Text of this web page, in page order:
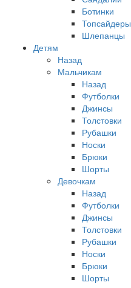
Ботинки
Топсайдеры
Шлепанцы
Детям
Назад
Мальчикам
Назад
Футболки
Джинсы
Толстовки
Рубашки
Носки
Брюки
Шорты
Девочкам
Назад
Футболки
Джинсы
Толстовки
Рубашки
Носки
Брюки
Шорты